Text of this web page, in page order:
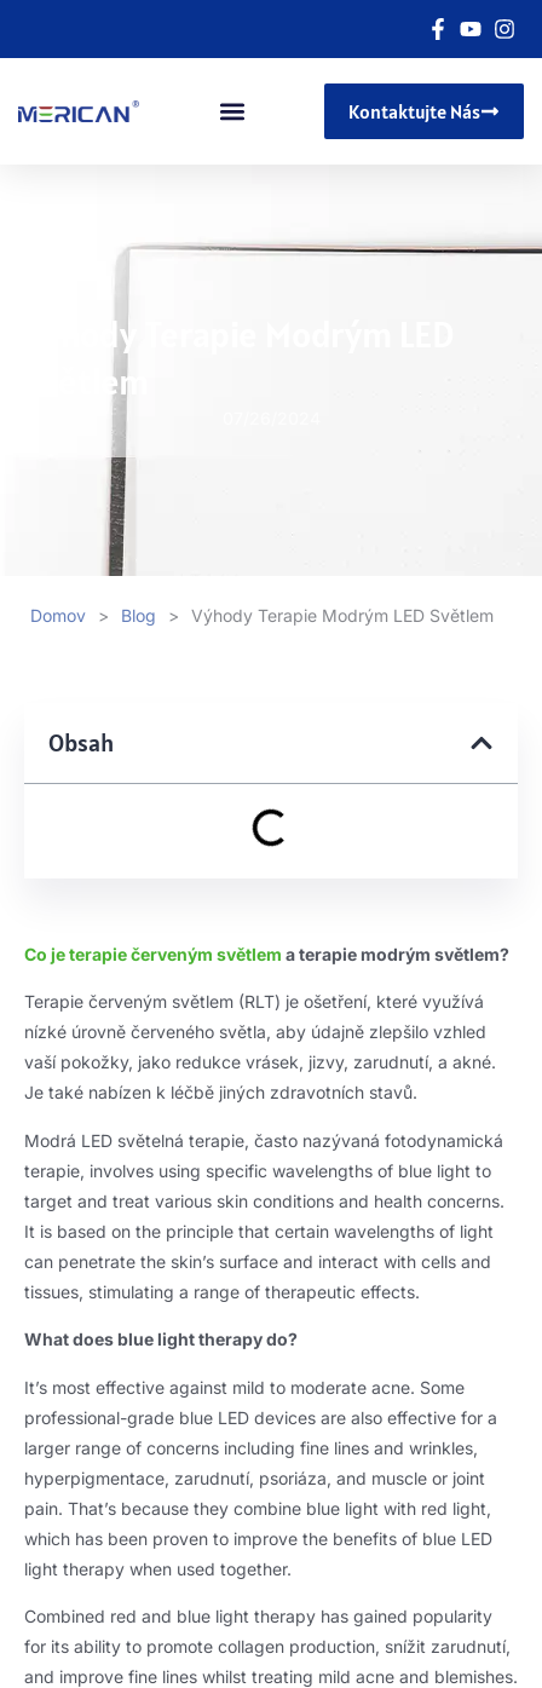
Kontaktujte Nás
Výhody Terapie Modrým LED
Světlem
Domov > Blog > Výhody Terapie Modrým LED Světlem
Obsah
Co je terapie červeným světlem a terapie modrým světlem?
Terapie červeným světlem (RLT) je ošetření, které využívá
nízké úrovně červeného světla, aby údajně zlepšilo vzhled
vaší pokožky, jako redukce vrásek, jizvy, zarudnutí, a akné.
Je také nabízen k léčbě jiných zdravotních stavů.
Modrá LED světelná terapie, často nazývaná fotodynamická
terapie, involves using specific wavelengths of blue light to
target and treat various skin conditions and health concerns.
It is based on the principle that certain wavelengths of light
can penetrate the skin’s surface and interact with cells and
tissues, stimulating a range of therapeutic effects.
What does blue light therapy do?
It’s most effective against mild to moderate acne. Some
professional-grade blue LED devices are also effective for a
larger range of concerns including fine lines and wrinkles,
hyperpigmentace, zarudnutí, psoriáza, and muscle or joint
pain. That’s because they combine blue light with red light,
which has been proven to improve the benefits of blue LED
light therapy when used together.
Combined red and blue light therapy has gained popularity
for its ability to promote collagen production, snížit zarudnutí,
and improve fine lines whilst treating mild acne and blemishes.